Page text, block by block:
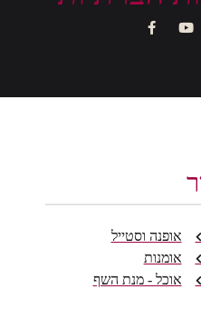
אופנה וסטייל
אומנות
אוכל - מנת השף